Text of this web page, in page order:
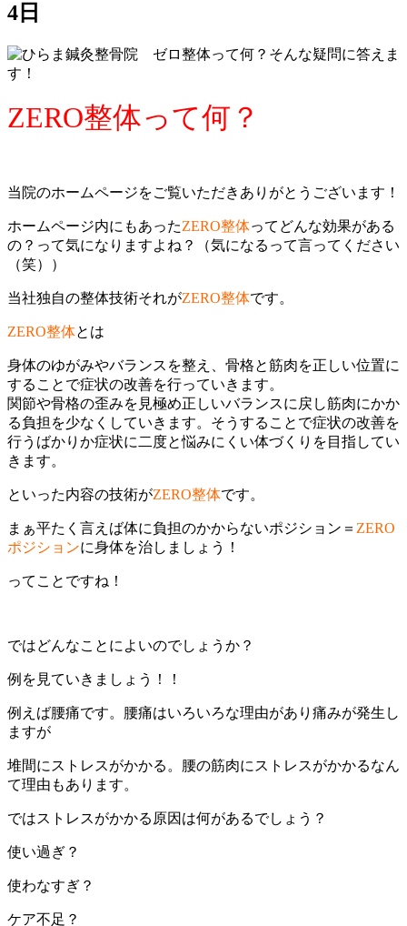
4日
ZERO整体って何？
当院のホームページをご覧いただきありがとうございます！
ホームページ内にもあったZERO整体ってどんな効果がある
の？って気になりますよね？（気になるって言ってください
（笑））
当社独自の整体技術それがZERO整体です。
ZERO整体とは
身体のゆがみやバランスを整え、骨格と筋肉を正しい位置に
することで症状の改善を行っていきます。
関節や骨格の歪みを見極め正しいバランスに戻し筋肉にかか
る負担を少なくしていきます。そうすることで症状の改善を
行うばかりか症状に二度と悩みにくい体づくりを目指してい
きます。
といった内容の技術がZERO整体です。
まぁ平たく言えば体に負担のかからないポジション＝ ZERO
ポジションに身体を治しましょう！
ってことですね！
ではどんなことによいのでしょうか？
例を見ていきましょう！！
例えば腰痛です。腰痛はいろいろな理由があり痛みが発生し
ますが
堆間にストレスがかかる。腰の筋肉にストレスがかかるなん
て理由もあります。
ではストレスがかかる原因は何があるでしょう？
使い過ぎ？
使わなすぎ？
ケア不足？